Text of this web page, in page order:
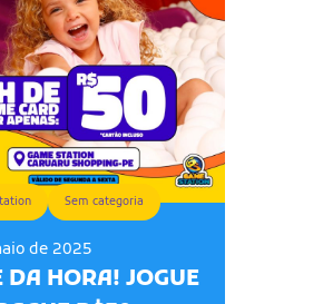
Sem categoria
de 2025
DA HORA! JOGUE